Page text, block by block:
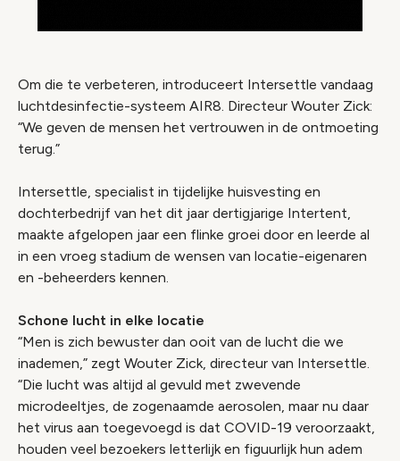
Om die te verbeteren, introduceert Intersettle vandaag
luchtdesinfectie-systeem AIR8. Directeur Wouter Zick:
“We geven de mensen het vertrouwen in de ontmoeting
terug.”
Intersettle, specialist in tijdelijke huisvesting en
dochterbedrijf van het dit jaar dertigjarige Intertent,
maakte afgelopen jaar een flinke groei door en leerde al
in een vroeg stadium de wensen van locatie-eigenaren
en -beheerders kennen.
Schone lucht in elke locatie
“Men is zich bewuster dan ooit van de lucht die we
inademen,” zegt Wouter Zick, directeur van Intersettle.
“Die lucht was altijd al gevuld met zwevende
microdeeltjes, de zogenaamde aerosolen, maar nu daar
het virus aan toegevoegd is dat COVID-19 veroorzaakt,
houden veel bezoekers letterlijk en figuurlijk hun adem